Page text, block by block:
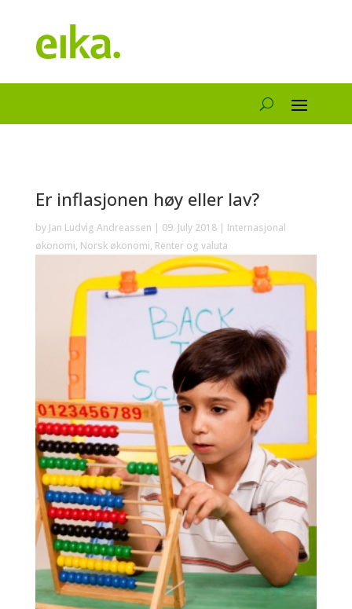
Er inflasjonen høy eller lav?
by Jan Ludvig Andreassen | 09. July 2018| Internasjonal
økonomi, Norsk økonomi, Renter og valuta